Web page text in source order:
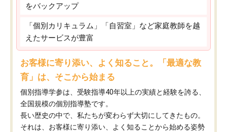
をバックアップ
「個別カリキュラム」「自習室」など家庭教師を越
えたサービスが豊富
お客様に寄り添い、よく知ること。「最適な教
育」は、そこから始まる
個別指導学参は、受験指導40年以上の実績と経験を誇る、
全国規模の個別指導塾です。
長い歴史の中で、私たちが変わらず大切にしてきたもの。
それは、お客様に寄り添い、よく知ることから始める姿勢